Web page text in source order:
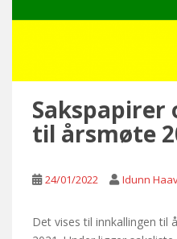
Sakspapirer
til årsmøte
24/01/2022 Idunn
Det vises til innkallingen til